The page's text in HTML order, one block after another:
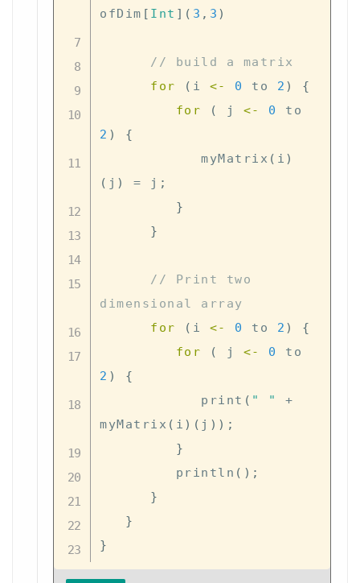
ofDim [ Int ] ( 3 , 3 )
// build a matrix
for
( i <- 0 to 2 )
{
for
( j <- 0
2 )
{
            myMatrix
( i )
( j ) = j ;
}
}
// Print two
dimensional array
for
( i <- 0 to 2 )
{
for
( j <- 0
2 )
{
            print
( " "
+
myMatrix ( i ) ( j ) ) ;
}
         println
( ) ;
}
}
}